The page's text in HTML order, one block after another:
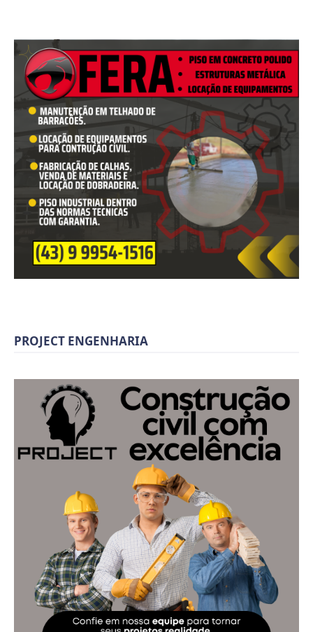
PROJECT ENGENHARIA